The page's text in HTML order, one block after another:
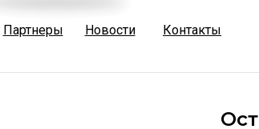
Партнеры Новости Контакты